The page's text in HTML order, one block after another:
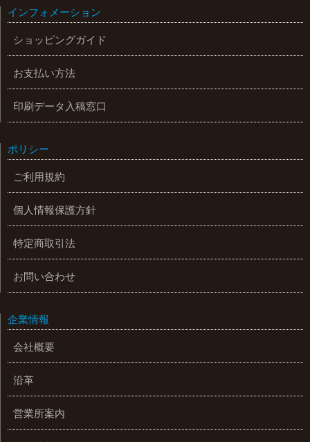
インフォメーション
ショッピングガイド
お支払い方法
印刷データ入稿窓口
ポリシー
ご利用規約
個人情報保護方針
特定商取引法
お問い合わせ
企業情報
会社概要
沿革
営業所案内